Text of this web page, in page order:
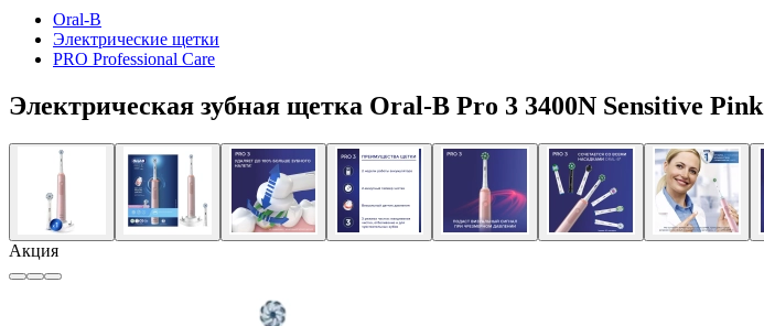
Oral-B
Электрические щетки
PRO Professional Care
Электрическая зубная щетка Oral-B Pro 3 3400N Sensitive Pink
Акция